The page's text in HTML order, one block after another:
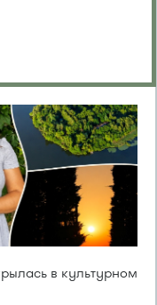
в культурном